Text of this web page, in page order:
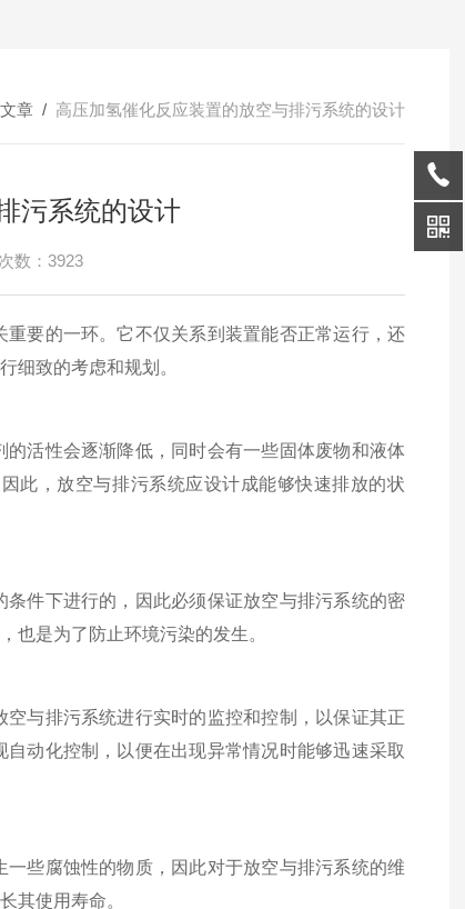
章 / 高压加氢催化反应装置的放空与排污系统的设计
污系统的设计
数：3923
要的一环。它不仅关系到装置能否正常运行，还
细致的考虑和规划。
活性会逐渐降低，同时会有一些固体废物和液体
此，放空与排污系统应设计成能够快速排放的状
件下进行的，因此必须保证放空与排污系统的密
也是为了防止环境污染的发生。
与排污系统进行实时的监控和控制，以保证其正
动化控制，以便在出现异常情况时能够迅速采取
些腐蚀性的物质，因此对于放空与排污系统的维
其使用寿命。